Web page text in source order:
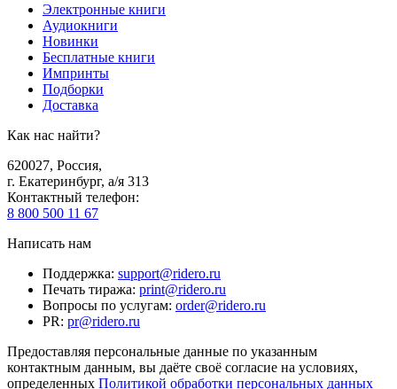
Электронные книги
Аудиокниги
Новинки
Бесплатные книги
Импринты
Подборки
Доставка
Как нас найти?
620027, Россия,
г. Екатеринбург, а/я 313
Контактный телефон:
8 800 500 11 67
Написать нам
Поддержка: support@ridero.ru
Печать тиража: print@ridero.ru
Вопросы по услугам: order@ridero.ru
PR: pr@ridero.ru
Предоставляя персональные данные по указанным
контактным данным, вы даёте своё согласие на условиях,
определенных Политикой обработки персональных данных